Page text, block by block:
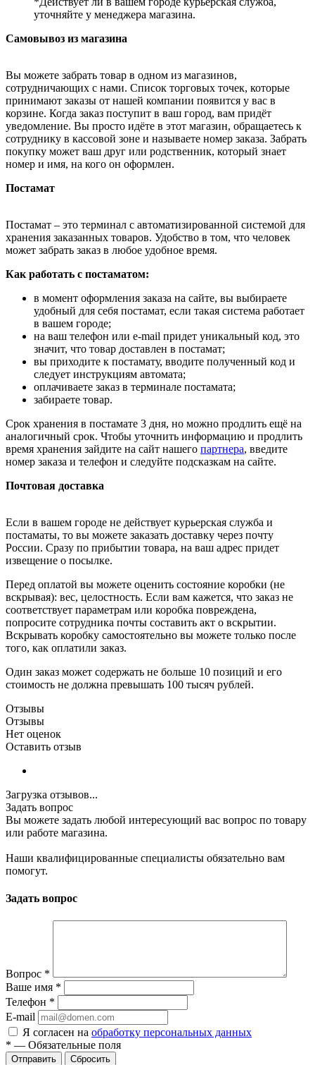
уточняйте у менеджера магазина.
Самовывоз из магазина
Вы можете забрать товар в одном из магазинов,
сотрудничающих с нами. Список торговых точек, которые
принимают заказы от нашей компании появится у вас в
корзине. Когда заказ поступит в ваш город, вам придёт
уведомление. Вы просто идёте в этот магазин, обращаетесь к
сотруднику в кассовой зоне и называете номер заказа. Забрать
покупку может ваш друг или родственник, который знает
номер и имя, на кого он оформлен.
Постамат
Постамат – это терминал с автоматизированной системой для
хранения заказанных товаров. Удобство в том, что человек
может забрать заказ в любое удобное время.
Как работать с постаматом:
в момент оформления заказа на сайте, вы выбираете
удобный для себя постамат, если такая система работает
в вашем городе;
на ваш телефон или e-mail придет уникальный код, это
значит, что товар доставлен в постамат;
вы приходите к постамату, вводите полученный код и
следует инструкциям автомата;
оплачиваете заказ в терминале постамата;
забираете товар.
Срок хранения в постамате 3 дня, но можно продлить ещё на
аналогичный срок. Чтобы уточнить информацию и продлить
время хранения зайдите на сайт нашего партнера, введите
номер заказа и телефон и следуйте подсказкам на сайте.
Почтовая доставка
Если в вашем городе не действует курьерская служба и
постаматы, то вы можете заказать доставку через почту
России. Сразу по прибытии товара, на ваш адрес придет
извещение о посылке.
Перед оплатой вы можете оценить состояние коробки (не
вскрывая): вес, целостность. Если вам кажется, что заказ не
соответствует параметрам или коробка повреждена,
попросите сотрудника почты составить акт о вскрытии.
Вскрывать коробку самостоятельно вы можете только после
того, как оплатили заказ.
Один заказ может содержать не больше 10 позиций и его
стоимость не должна превышать 100 тысяч рублей.
Отзывы
Отзывы
Нет оценок
Оставить отзыв
Загрузка отзывов...
Задать вопрос
Вы можете задать любой интересующий вас вопрос по товару
или работе магазина.
Наши квалифицированные специалисты обязательно вам
помогут.
Задать вопрос
Вопрос *
Ваше имя *
Телефон *
E-mail
Я согласен на обработку персональных данных
* — Обязательные поля
Отправить Сбросить